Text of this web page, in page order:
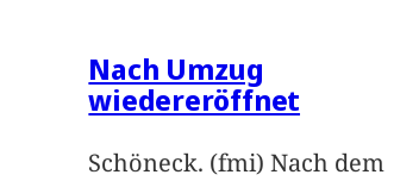
Nach Umzug
wiedereröffnet
Schöneck. (fmi) Nach dem